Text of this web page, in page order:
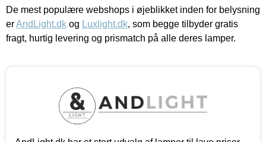
De mest populære webshops i øjeblikket inden for belysning
erAndLight.dk og Luxlight.dk, som begge tilbyder gratis
fragt, hurtig levering og prismatch på alle deres lamper.